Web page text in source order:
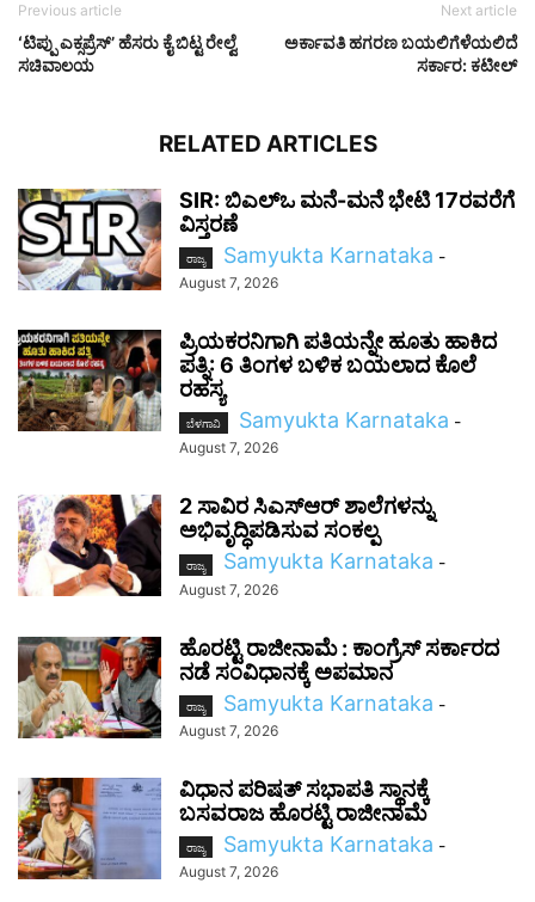
Previous article
ʻಟಿಪ್ಪು ಎಕ್ಸಪ್ರೆಸ್’ ಹೆಸರು ಕೈ ಬಿಟ್ಟ ರೇಲ್ವೆ
ಸಚಿವಾಲಯ
Next article
ಅರ್ಕಾವತಿ ಹಗರಣ ಬಯಲಿಗೆಳೆಯಲಿದೆ
ಸರ್ಕಾರ: ಕಟೀಲ್
RELATED ARTICLES
SIR: ಬಿಎಲ್ಒ ಮನೆ-ಮನೆ ಭೇಟಿ 17ರವರೆಗೆ
ವಿಸ್ತರಣೆ
ರಾಜ್ಯ Samyukta Karnataka -
August 7, 2026
ಪ್ರಿಯಕರನಿಗಾಗಿ ಪತಿಯನ್ನೇ ಹೂತು ಹಾಕಿದ
ಪತ್ನಿ: 6 ತಿಂಗಳ ಬಳಿಕ ಬಯಲಾದ ಕೊಲೆ
ರಹಸ್ಯ
ಬೆಳಗಾವಿ Samyukta Karnataka -
August 7, 2026
2 ಸಾವಿರ ಸಿಎಸ್‌ಆರ್ ಶಾಲೆಗಳನ್ನು
ಅಭಿವೃದ್ಧಿಪಡಿಸುವ ಸಂಕಲ್ಪ
ರಾಜ್ಯ Samyukta Karnataka -
August 7, 2026
ಹೊರಟ್ಟಿ ರಾಜೀನಾಮೆ : ಕಾಂಗ್ರೆಸ್ ಸರ್ಕಾರದ
ನಡೆ ಸಂವಿಧಾನಕ್ಕೆ ಅಪಮಾನ
ರಾಜ್ಯ Samyukta Karnataka -
August 7, 2026
ವಿಧಾನ ಪರಿಷತ್ ಸಭಾಪತಿ ಸ್ಥಾನಕ್ಕೆ
ಬಸವರಾಜ ಹೊರಟ್ಟಿ ರಾಜೀನಾಮೆ
ರಾಜ್ಯ Samyukta Karnataka -
August 7, 2026